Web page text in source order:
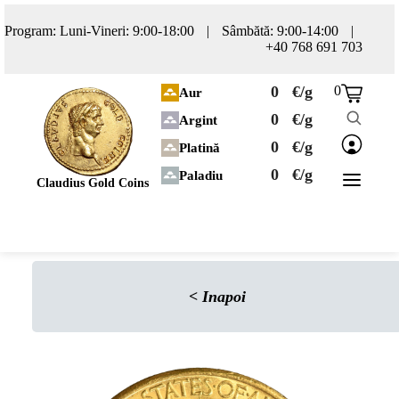
Program: Luni-Vineri: 9:00-18:00 | Sâmbătă: 9:00-14:00
|
+40 768 691 703
Claudius Gold Coins
Aur 0 €/g
Argint 0 €/g
Platină 0 €/g
Paladiu 0 €/g
0
< Inapoi